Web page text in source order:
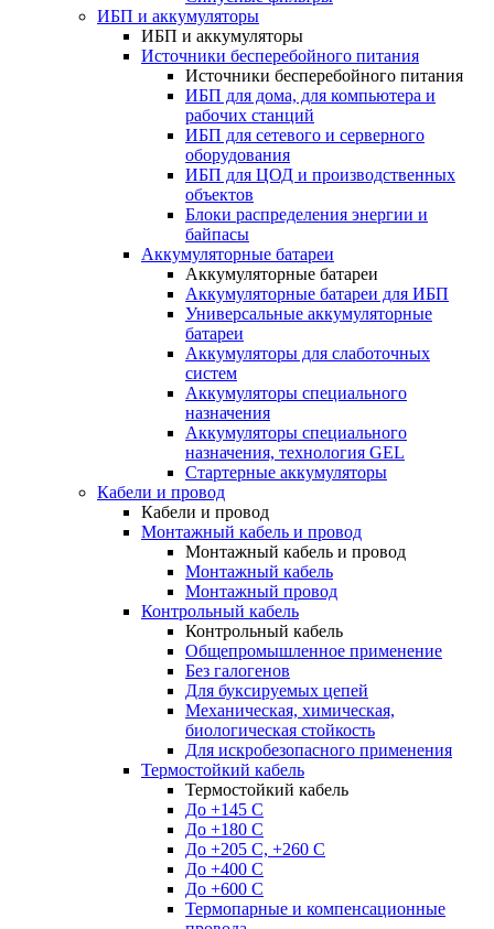
ИБП и аккумуляторы
ИБП и аккумуляторы
Источники бесперебойного питания
Источники бесперебойного питания
ИБП для дома, для компьютера и
рабочих станций
ИБП для сетевого и серверного
оборудования
ИБП для ЦОД и производственных
объектов
Блоки распределения энергии и
байпасы
Аккумуляторные батареи
Аккумуляторные батареи
Аккумуляторные батареи для ИБП
Универсальные аккумуляторные
батареи
Аккумуляторы для слаботочных
систем
Аккумуляторы специального
назначения
Аккумуляторы специального
назначения, технология GEL
Стартерные аккумуляторы
Кабели и провод
Кабели и провод
Монтажный кабель и провод
Монтажный кабель и провод
Монтажный кабель
Монтажный провод
Контрольный кабель
Контрольный кабель
Общепромышленное применение
Без галогенов
Для буксируемых цепей
Механическая, химическая,
биологическая стойкость
Для искробезопасного применения
Термостойкий кабель
Термостойкий кабель
До +145 С
До +180 C
До +205 С, +260 С
До +400 C
До +600 С
Термопарные и компенсационные